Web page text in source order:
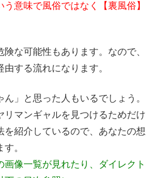
う意味で風俗ではなく【裏風俗】
な可能性もあります。なので、
する流れになります。
ん」と思った人もいるでしょう。
リマンギャルを見つけるためだけ
を紹介しているので、あなたの想
。
像一覧が見れたり、ダイレクト